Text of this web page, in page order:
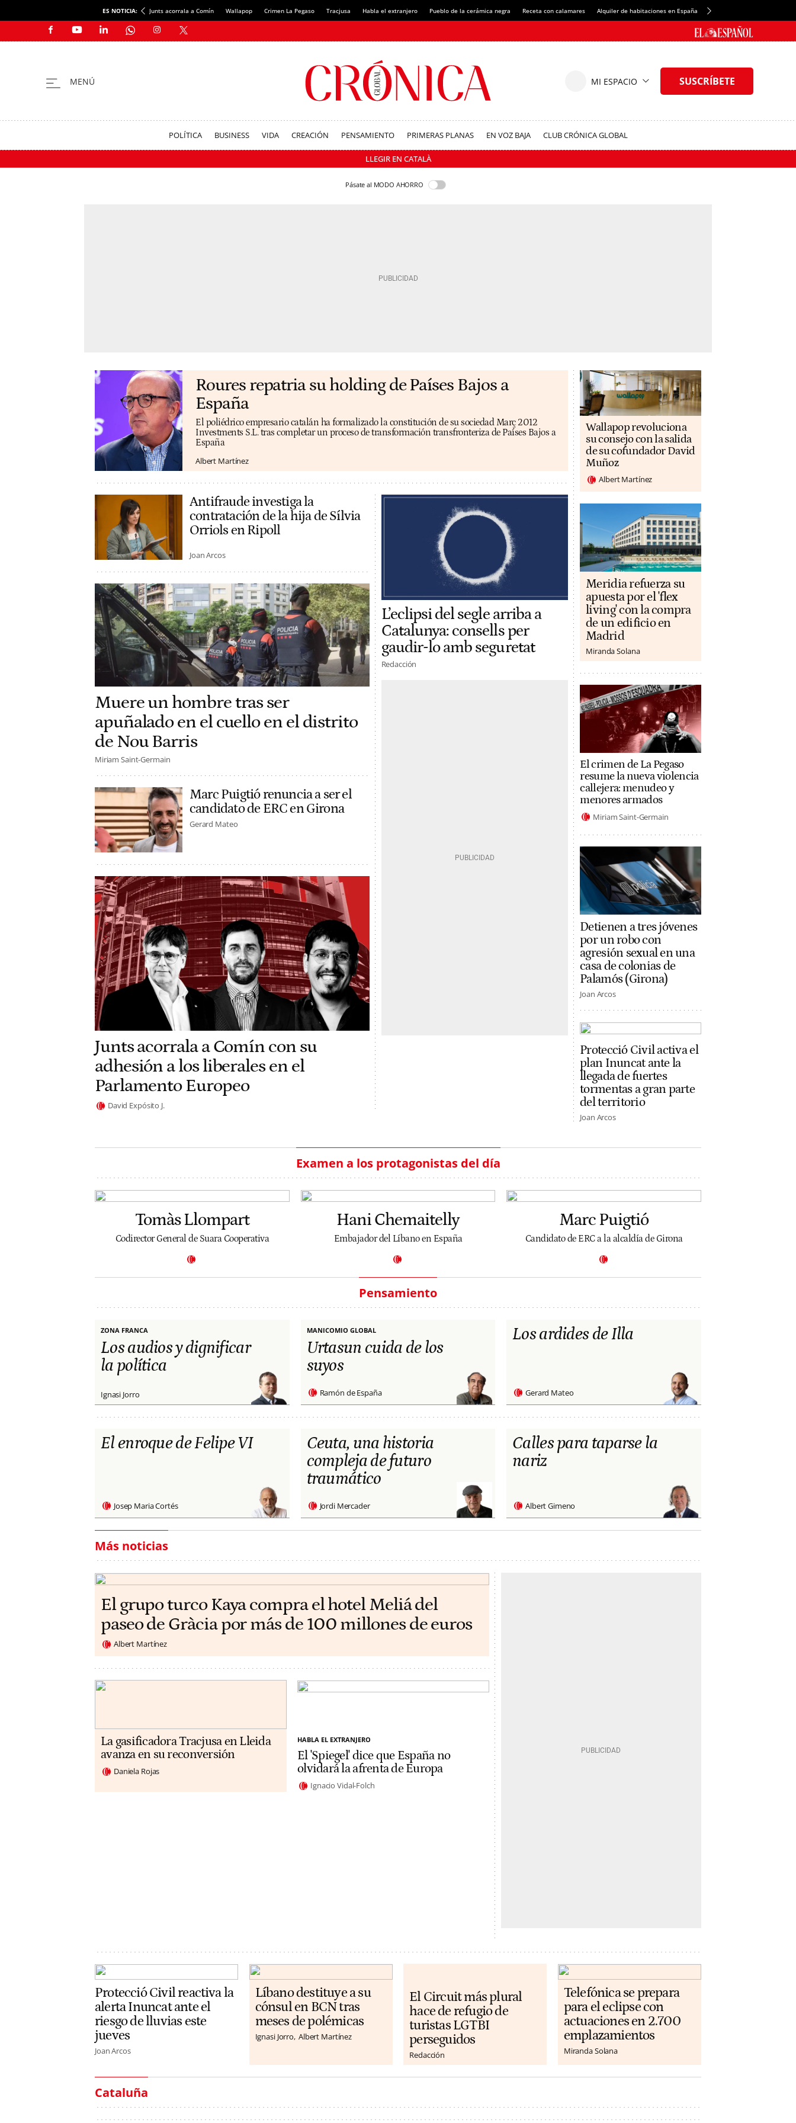
ES NOTICIA: Junts acorrala a Comín Wallapop Crimen La Pegaso Tracjusa Habla el extranjero Pueblo de la cerámica negra Receta con calamares Alquiler de habitaciones en España Crédito del Spotify Camp Nou
POLÍTICA BUSINESS VIDA CREACIÓN PENSAMIENTO PRIMERAS PLANAS EN VOZ BAJA CLUB CRÓNICA GLOBAL
LLEGIR EN CATALÀ
Pásate al MODO AHORRO
Roures repatria su holding de Países Bajos a
España
El poliédrico empresario catalán ha formalizado la constitución de su sociedad Març 2012
Investments S.L. tras completar un proceso de transformación transfronteriza de Países Bajos a
España
Albert Martínez
Antifraude investiga la
contratación de la hija de Sílvia
Orriols en Ripoll
Joan Arcos
Muere un hombre tras ser
apuñalado en el cuello en el distrito
de Nou Barris
Miriam Saint-Germain
Marc Puigtió renuncia a ser el
candidato de ERC en Girona
Gerard Mateo
Junts acorrala a Comín con su
adhesión a los liberales en el
Parlamento Europeo
David Expósito J.
L’eclipsi del segle arriba a
Catalunya: consells per
gaudir-lo amb seguretat
Redacción
Wallapop revoluciona
su consejo con la salida
de su cofundador David
Muñoz
Albert Martínez
Meridia refuerza su
apuesta por el 'flex
living' con la compra
de un edificio en
Madrid
Miranda Solana
El crimen de La Pegaso
resume la nueva violencia
callejera: menudeo y
menores armados
Miriam Saint-Germain
Detienen a tres jóvenes
por un robo con
agresión sexual en una
casa de colonias de
Palamós (Girona)
Joan Arcos
Protecció Civil activa el
plan Inuncat ante la
llegada de fuertes
tormentas a gran parte
del territorio
Joan Arcos
Examen a los protagonistas del día
Tomàs Llompart
Codirector General de Suara Cooperativa
Hani Chemaitelly
Embajador del Líbano en España
Marc Puigtió
Candidato de ERC a la alcaldía de Girona
Pensamiento
ZONA FRANCA
Los audios y dignificar
la política
Ignasi Jorro
MANICOMIO GLOBAL
Urtasun cuida de los
suyos
Ramón de España
Los ardides de Illa
Gerard Mateo
El enroque de Felipe VI
Josep Maria Cortés
Ceuta, una historia
compleja de futuro
traumático
Jordi Mercader
Calles para taparse la
nariz
Albert Gimeno
Más noticias
El grupo turco Kaya compra el hotel Meliá del
paseo de Gràcia por más de 100 millones de euros
Albert Martínez
La gasificadora Tracjusa en Lleida
avanza en su reconversión
Daniela Rojas
HABLA EL EXTRANJERO
El 'Spiegel' dice que España no
olvidará la afrenta de Europa
Ignacio Vidal-Folch
Protecció Civil reactiva la
alerta Inuncat ante el
riesgo de lluvias este
jueves
Joan Arcos
Líbano destituye a su
cónsul en BCN tras
meses de polémicas
Ignasi Jorro Albert Martínez
El Circuit más plural
hace de refugio de
turistas LGTBI
perseguidos
Redacción
Telefónica se prepara
para el eclipse con
actuaciones en 2.700
emplazamientos
Miranda Solana
Cataluña